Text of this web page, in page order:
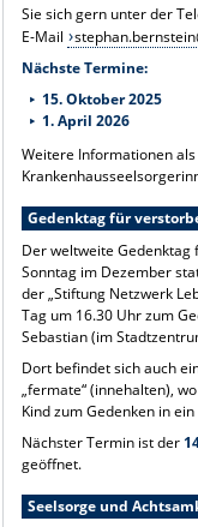
Sie sich gern unter der
E-Mail
Nächste Termine:
15. Oktober 2025
1. April 2026
Weitere Informationen als
Gedenktag für
Der weltweite
Sonntag im Dezember
der „Stiftung Netzwerk
Tag um 16.30 Uhr zum
Sebastian (im
Dort befindet sich auch
„fermate“ (innehalten),
Kind zum Gedenken in
Nächster Termin ist der
geöffnet.
Seelsorge und